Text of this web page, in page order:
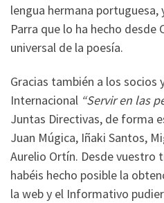
lengua hermana portuguesa,
Parra que lo ha hecho desde
universal de la poesía.
Gracias también a los socios
Internacional “Servir en las
Juntas Directivas, de forma
Juan Múgica, Iñaki Santos,
Aurelio Ortín. Desde vuestro
habéis hecho posible la
la web y el Informativo